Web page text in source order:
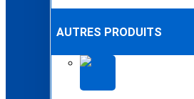
AUTRES PRODUITS